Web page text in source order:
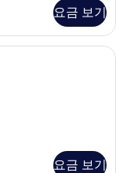
요금 보기
암막 커튼, 다리미/다리
요금 보기